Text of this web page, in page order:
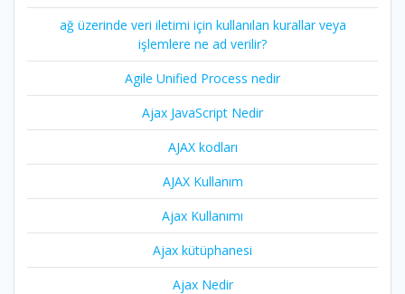
ağ üzerinde veri iletimi için kullanılan kurallar veya
işlemlere ne ad verilir?
Agile Unified Process nedir
Ajax JavaScript Nedir
AJAX kodları
AJAX Kullanım
Ajax Kullanımı
Ajax kütüphanesi
Ajax Nedir